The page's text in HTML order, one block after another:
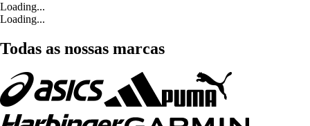
Loading...
Loading...
Todas as nossas marcas